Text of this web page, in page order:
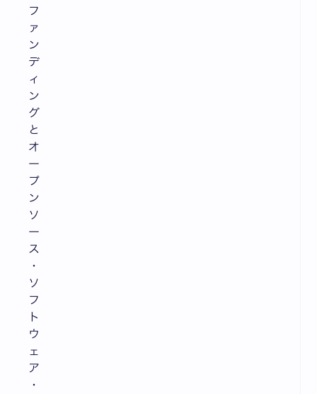
フ
ァ
ン
デ
ィ
ン
グ
と
オ
ー
プ
ン
ソ
ー
ス
・
ソ
フ
ト
ウ
ェ
ア
・